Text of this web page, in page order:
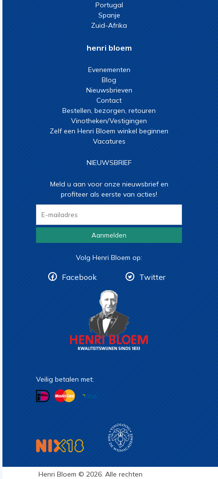
Portugal
Spanje
Zuid-Afrika
henri bloem
Evenementen
Blog
Nieuwsbrieven
Contact
Bestellen, bezorgen, retouren
Vinotheken/Vestigingen
Zelf een Henri Bloem winkel beginnen
Vacatures
NIEUWSBRIEF
Meld u aan voor onze nieuwsbrief en
profiteer als eerste van acties!
Aanmelden
Volg Henri Bloem op:
Facebook Twitter
Veilig betalen met:
Henri Bloem © 2026. Alle rechten